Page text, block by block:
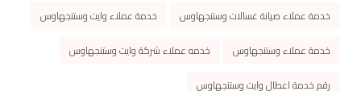
خدمة عملاء صيانة غسالات وستنجهاوس
خدمة عملاء وايت وستنجهاوس
خدمة عملاء وستنجهاوس
خدمه عملاء شركة وايت وستنجهاوس
رقم خدمة اعطال وايت وستنجهاوس